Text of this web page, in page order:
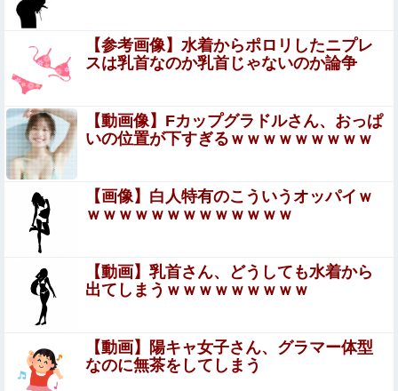
とユーザーがドン引き、UberEatsが導入した強制置き配
が起こしたのは……
【衝撃】広末涼子さんが地上波にスピード復帰できる理由
←コレ、誰にも分からない模様w w w w w w w w
【朗報】佐藤二朗さん、ハグを報告他
5年前のNHK性加害の出演者は「今も普通の顔して芸能活
動してる」ネット「受信料を取るくらいなら詳細を伝え
よ」
【画像】元モデルのTBS新人アナさん、プリケツ
ッシュフローに陥る
【悲報】男が嫌いな男の特徴がこちらｗｗｗｗｗｗｗｗｗ
【画像あり】中学生くらいに見える女の子がうなぎを食べ
てるけど、お●ぱいにしか目が行かない
【参考画像】水着からポロリしたニプレ
スは乳首なのか乳首じゃないのか論争
【動画像】Fカップグラドルさん、おっぱ
いの位置が下すぎるｗｗｗｗｗｗｗｗｗ
【画像】白人特有のこういうオッパイｗ
ｗｗｗｗｗｗｗｗｗｗｗｗｗ
【動画】乳首さん、どうしても水着から
出てしまうｗｗｗｗｗｗｗｗｗ
【動画】陽キャ女子さん、グラマー体型
なのに無茶をしてしまう